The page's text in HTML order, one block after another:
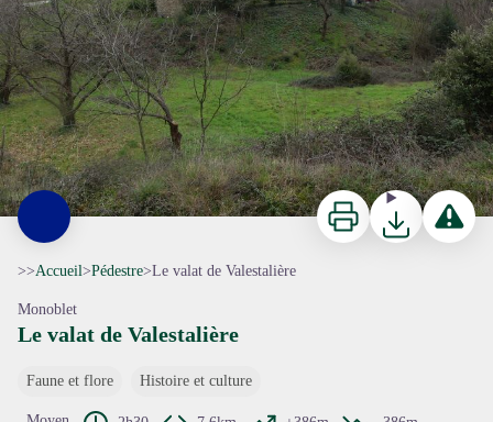
Voir l'image en plein écran
ImprimerTéléchargerSignaler
>>Accueil>Pédestre>Le valat de Valestalière
Monoblet
Le valat de Valestalière
Faune et flore Histoire et culture